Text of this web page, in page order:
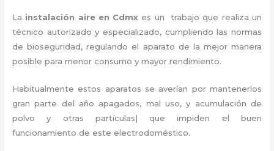
La instalación aire en Cdmx es un trabajo que realiza un
técnico autorizado y especializado, cumpliendo las normas
de bioseguridad, regulando el aparato de la mejor manera
posible para menor consumo y mayor rendimiento.
Habitualmente estos aparatos se averían por mantenerlos
gran parte del año apagados, mal uso, y acumulación de
polvo y otras partículas| que impiden el buen
funcionamiento de este electrodoméstico.